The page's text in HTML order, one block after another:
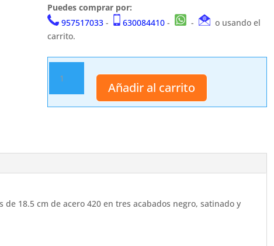
Puedes comprar por:
957517033- 630084410- -
o usando el
carrito.
cuchillos
lanzadores
Ref.
cantidad
Añadir al carrito
18.5 cm de acero 420 en tres acabados negro, satinado y